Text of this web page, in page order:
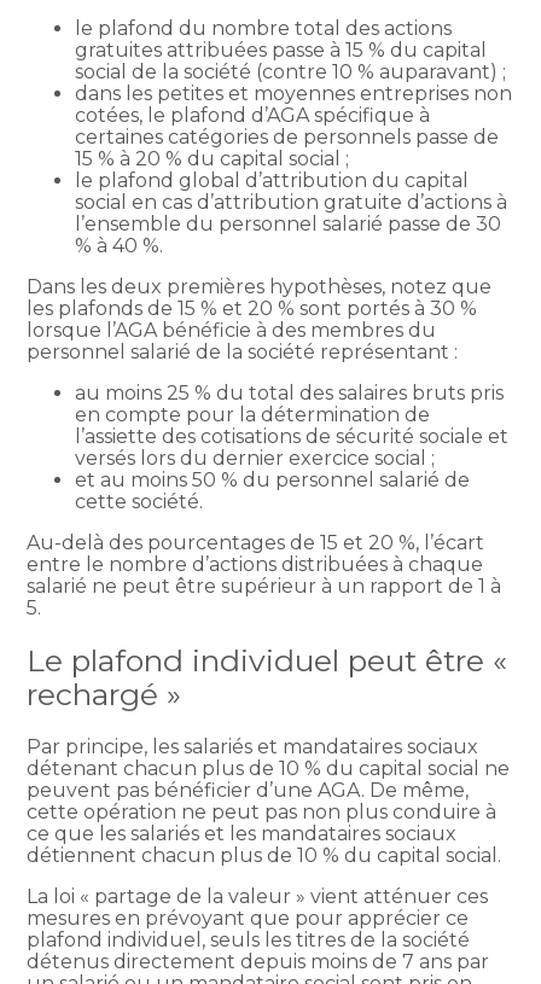
le plafond du nombre total des actions
gratuites attribuées passe à 15 % du capital
social de la société (contre 10 % auparavant) ;
dans les petites et moyennes entreprises non
cotées, le plafond d’AGA spécifique à
certaines catégories de personnels passe de
15 % à 20 % du capital social ;
le plafond global d’attribution du capital
social en cas d’attribution gratuite d’actions à
l’ensemble du personnel salarié passe de 30
% à 40 %.
Dans les deux premières hypothèses, notez que
les plafonds de 15 % et 20 % sont portés à 30 %
lorsque l’AGA bénéficie à des membres du
personnel salarié de la société représentant :
au moins 25 % du total des salaires bruts pris
en compte pour la détermination de
l’assiette des cotisations de sécurité sociale et
versés lors du dernier exercice social ;
et au moins 50 % du personnel salarié de
cette société.
Au-delà des pourcentages de 15 et 20 %, l’écart
entre le nombre d’actions distribuées à chaque
salarié ne peut être supérieur à un rapport de 1 à
5.
Le plafond individuel peut être «
rechargé »
Par principe, les salariés et mandataires sociaux
détenant chacun plus de 10 % du capital social ne
peuvent pas bénéficier d’une AGA. De même,
cette opération ne peut pas non plus conduire à
ce que les salariés et les mandataires sociaux
détiennent chacun plus de 10 % du capital social.
La loi « partage de la valeur » vient atténuer ces
mesures en prévoyant que pour apprécier ce
plafond individuel, seuls les titres de la société
détenus directement depuis moins de 7 ans par